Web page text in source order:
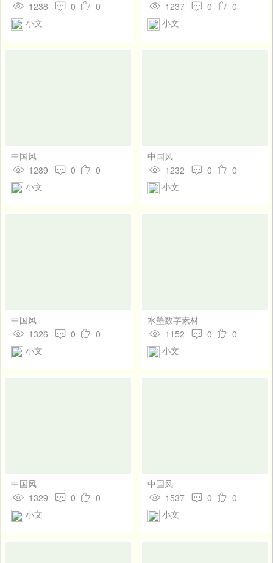
1238 0
0
小文
1237 0
0
小文
中国风
1289
0
0
小文
中国风
1232
0
0
小文
中国风
1326
0
0
小文
水墨数字素材
1152
0
0
小文
中国风
1329
0
0
小文
中国风
1537
0
0
小文